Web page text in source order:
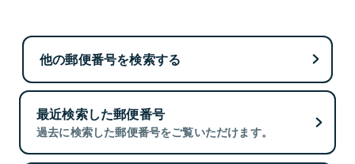
他の郵便番号を検索する
最近検索した郵便番号
過去に検索した郵便番号をご覧いただけます。